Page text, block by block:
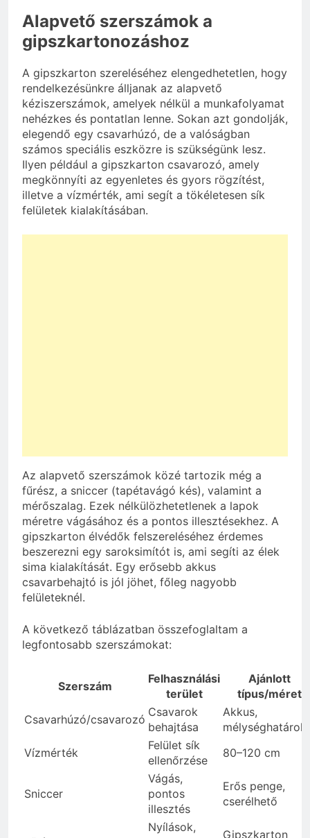
Alapvető szerszámok a
gipszkartonozáshoz
A gipszkarton szereléséhez elengedhetetlen, hogy
rendelkezésünkre álljanak az alapvető
kéziszerszámok, amelyek nélkül a munkafolyamat
nehézkes és pontatlan lenne. Sokan azt gondolják,
elegendő egy csavarhúzó, de a valóságban
számos speciális eszközre is szükségünk lesz.
Ilyen például a gipszkarton csavarozó, amely
megkönnyíti az egyenletes és gyors rögzítést,
illetve a vízmérték, ami segít a tökéletesen sík
felületek kialakításában.
Az alapvető szerszámok közé tartozik még a
fűrész, a sniccer (tapétavágó kés), valamint a
mérőszalag. Ezek nélkülözhetetlenek a lapok
méretre vágásához és a pontos illesztésekhez. A
gipszkarton élvédők felszereléséhez érdemes
beszerezni egy saroksimítót is, ami segíti az élek
sima kialakítását. Egy erősebb akkus
csavarbehajtó is jól jöhet, főleg nagyobb
felületeknél.
A következő táblázatban összefoglaltam a
legfontosabb szerszámokat:
Szerszám
Felhasználási
terület
Ajánlott
típus/méret
Csavarhúzó/csavarozó
Csavarok
behajtása
Akkus,
Vízmérték
Felület sík
ellenőrzése
80–120 cm
Sniccer
Vágás,
pontos
illesztés
Erős penge,
cserélhető
Nyílások,
Gipszkarton